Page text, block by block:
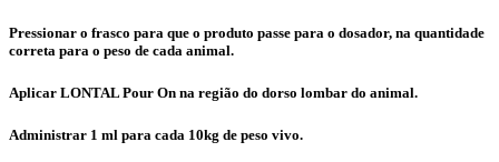
Pressionar o frasco para que o produto passe para o dosador, na quantidade
correta para o peso de cada animal.
Aplicar LONTAL Pour On na região do dorso lombar do animal.
Administrar 1 ml para cada 10kg de peso vivo.